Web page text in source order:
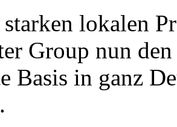
lokalen
Group nun
Basis in ganz